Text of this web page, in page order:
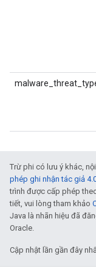
Trừ phi có lưu ý khác,
phép ghi nhận tác giả
trình được cấp phép
tiết, vui lòng tham khảo
Java là nhãn hiệu đã
Oracle.
Cập nhật lần gần đây